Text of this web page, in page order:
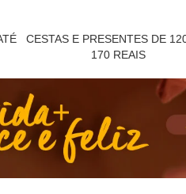
CESTAS E PRESENTES DE
170 REAIS